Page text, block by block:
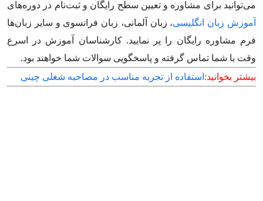
می‌توانید برای مشاوره و تعیین سطح رایگان و ثبت‌نام در دوره‌های
آموزش زبان انگلیسی، زبان آلمانی، زبان فرانسوی و سایر زبان‌ها
فرم مشاوره رایگان را پر نمایید. کارشناسان آموزش در اسرع
وقت با شما تماس گرفته و پاسخگویی سوالات شما خواهند بود.
بیشتر بخوانید: استفاده از تجربه مناسب در مصاحبه شغلی چینی